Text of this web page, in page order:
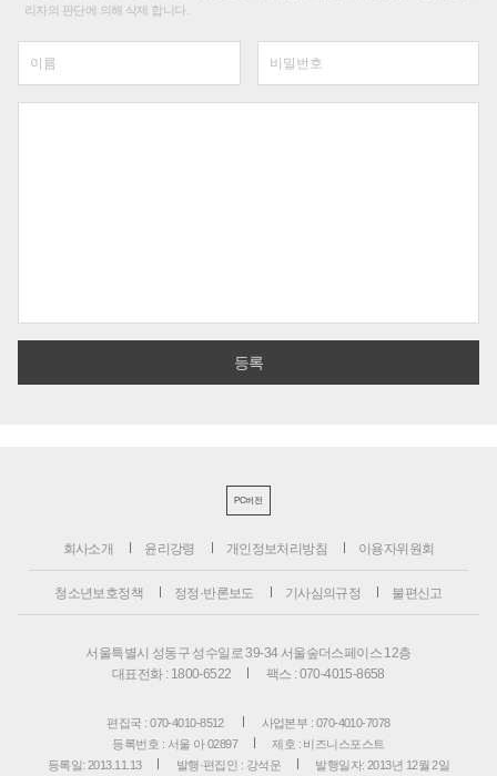
리자의 판단에 의해 삭제 합니다.
PC버전
회사소개 윤리강령 개인정보처리방침 이용자위원회
청소년보호정책 정정·반론보도 기사심의규정 불편신고
서울특별시 성동구 성수일로 39-34 서울숲더스페이스 12층
대표전화 : 1800-6522
팩스 : 070-4015-8658
편집국 : 070-4010-8512
사업본부 : 070-4010-7078
등록번호 : 서울 아 02897
제호 : 비즈니스포스트
등록일: 2013.11.13
발행·편집인 : 강석운 발행일자: 2013년 12월 2일